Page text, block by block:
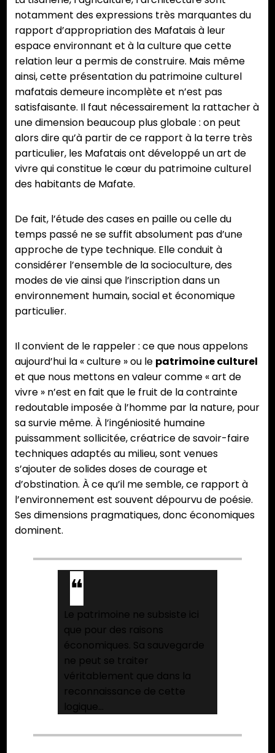
notamment des expressions très marquantes du
rapport d’appropriation des Mafatais à leur
espace environnant et à la culture que cette
relation leur a permis de construire. Mais même
ainsi, cette présentation du patrimoine culturel
mafatais demeure incomplète et n’est pas
satisfaisante. Il faut nécessairement la rattacher à
une dimension beaucoup plus globale : on peut
alors dire qu’à partir de ce rapport à la terre très
particulier, les Mafatais ont développé un art de
vivre qui constitue le cœur du patrimoine culturel
des habitants de Mafate.
De fait, l’étude des cases en paille ou celle du
temps passé ne se suffit absolument pas d’une
approche de type technique. Elle conduit à
considérer l’ensemble de la socioculture, des
modes de vie ainsi que l’inscription dans un
environnement humain, social et économique
particulier.
Il convient de le rappeler : ce que nous appelons
aujourd’hui la « culture » ou le patrimoine culturel
et que nous mettons en valeur comme « art de
vivre » n’est en fait que le fruit de la contrainte
redoutable imposée à l’homme par la nature, pour
sa survie même. À l’ingéniosité humaine
puissamment sollicitée, créatrice de savoir-faire
techniques adaptés au milieu, sont venues
s’ajouter de solides doses de courage et
d’obstination. À ce qu’il me semble, ce rapport à
l’environnement est souvent dépourvu de poésie.
Ses dimensions pragmatiques, donc économiques
dominent.
Le patrimoine ne subsiste ici
que pour des raisons
économiques. Sa sauvegarde
ne peut se traiter
véritablement que dans la
reconnaissance de cette
logique…